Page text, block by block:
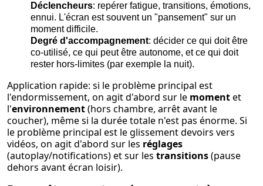
Déclencheurs: repérer fatigue, transitions, émotions,
ennui. L'écran est souvent un "pansement" sur un
moment difficile.
Degré d'accompagnement: décider ce qui doit être
co-utilisé, ce qui peut être autonome, et ce qui doit
rester hors-limites (par exemple la nuit).
Application rapide: si le problème principal est
l'endormissement, on agit d'abord sur le momentet
l'environnement(hors chambre, arrêt avant le
coucher), même si la durée totale n'est pas énorme. Si
le problème principal est le glissement devoirs vers
vidéos, on agit d'abord sur les réglages
(autoplay/notifications) et sur les transitions(pause
dehors avant écran loisir).